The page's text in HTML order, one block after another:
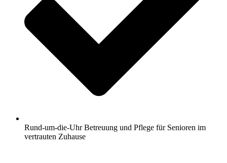
Rund-um-die-Uhr Betreuung und Pflege für Senioren im
vertrauten Zuhause